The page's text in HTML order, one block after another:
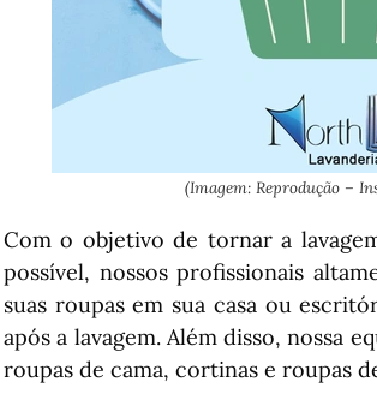
(Imagem: Reprodução –
Com o objetivo de tornar a
possível, nossos profissionais
suas roupas em sua casa ou
após a lavagem. Além disso, nossa
roupas de cama, cortinas e roupas